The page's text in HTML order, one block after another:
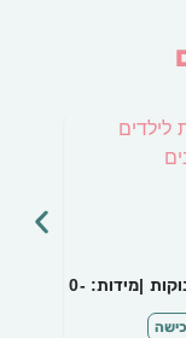
חליפות פוטר עבות ומעלפות לילדים ותינוקות |מידות: 0-